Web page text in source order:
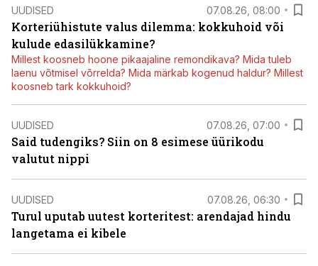
UUDISED 07.08.26, 08:00
Korteriühistute valus dilemma: kokkuhoid või
kulude edasilükkamine?
Millest koosneb hoone pikaajaline remondikava? Mida tuleb
laenu võtmisel võrrelda? Mida märkab kogenud haldur? Millest
koosneb tark kokkuhoid?
UUDISED 07.08.26, 07:00
Said tudengiks? Siin on 8 esimese üürikodu
valutut nippi
UUDISED 07.08.26, 06:30
Turul uputab uutest korteritest: arendajad hindu
langetama ei kibele